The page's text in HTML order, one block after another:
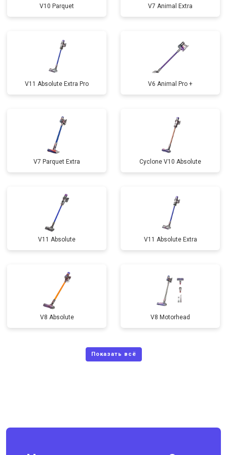
V10 Parquet V7 Animal Extra
V11 Absolute Extra Pro V6 Animal Pro +
V7 Parquet Extra Cyclone V10 Absolute
V11 Absolute V11 Absolute Extra
V8 Absolute V8 Motorhead